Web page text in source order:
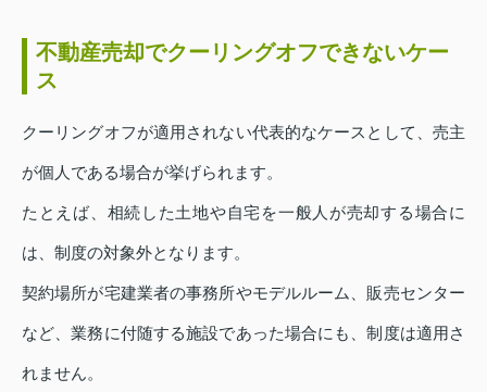
不動産売却でクーリングオフできないケー
ス
クーリングオフが適用されない代表的なケースとして、売主
が個人である場合が挙げられます。
たとえば、相続した土地や自宅を一般人が売却する場合に
は、制度の対象外となります。
契約場所が宅建業者の事務所やモデルルーム、販売センター
など、業務に付随する施設であった場合にも、制度は適用さ
れません。